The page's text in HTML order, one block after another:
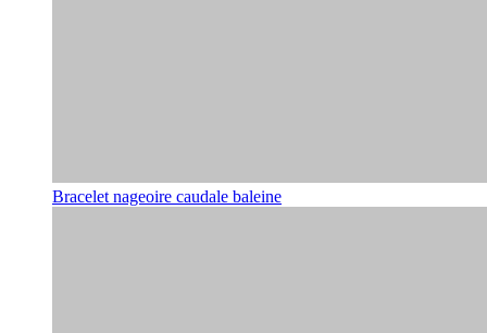
Bracelet nageoire caudale baleine